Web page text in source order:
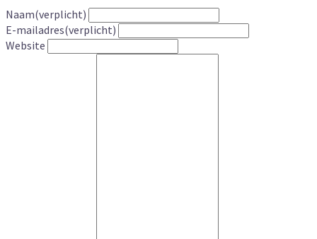
Naam(verplicht)
E-mailadres(verplicht)
Website